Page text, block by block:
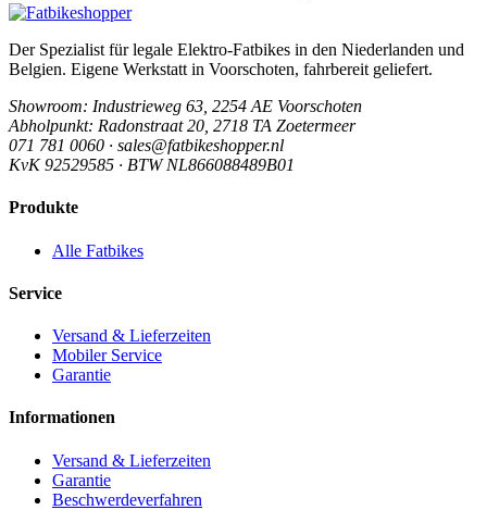
Der Spezialist für legale Elektro-Fatbikes in den Niederlanden und
Belgien. Eigene Werkstatt in Voorschoten, fahrbereit geliefert.
Showroom: Industrieweg 63, 2254 AE Voorschoten
Abholpunkt: Radonstraat 20, 2718 TA Zoetermeer
071 781 0060 · sales@fatbikeshopper.nl
KvK 92529585 · BTW NL866088489B01
Produkte
Alle Fatbikes
Service
Versand & Lieferzeiten
Mobiler Service
Garantie
Informationen
Versand & Lieferzeiten
Garantie
Beschwerdeverfahren